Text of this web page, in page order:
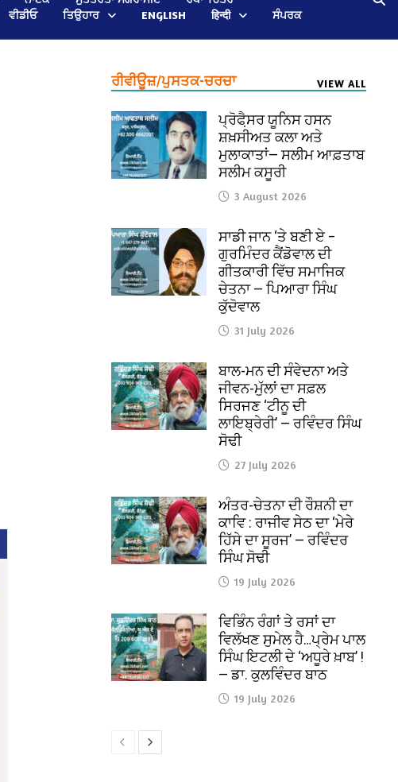
ਵੀਡੀਓ ਤਿਉਹਾਰ ENGLISH हिन्दी
ਸੰਪਰਕ
ਰੀਵੀਊਜ਼/ਪੁਸਤਕ-ਚਰਚਾ VIEW ALL
ਪ੍ਰੋਫੈ਼ਸਰ ਯੂਨਿਸ ਹਸਨ
ਸ਼ਖ਼ਸੀਅਤ ਕਲਾ ਅਤੇ
ਮੁਲਾਕਾਤਾਂ— ਸਲੀਮ ਆਫ਼ਤਾਬ
ਸਲੀਮ ਕਸੂਰੀ
3 August 2026
ਸਾਡੀ ਜਾਨ ‘ਤੇ ਬਣੀ ਏ –
ਗੁਰਮਿੰਦਰ ਕੈਂਡੋਵਾਲ ਦੀ
ਗੀਤਕਾਰੀ ਵਿੱਚ ਸਮਾਜਿਕ
ਚੇਤਨਾ — ਪਿਆਰਾ ਸਿੰਘ
ਕੁੱਦੋਵਾਲ
31 July 2026
ਬਾਲ-ਮਨ ਦੀ ਸੰਵੇਦਨਾ ਅਤੇ
ਜੀਵਨ-ਮੁੱਲਾਂ ਦਾ ਸਫ਼ਲ
ਸਿਰਜਣ ‘ਟੀਨੂ ਦੀ
ਲਾਇਬ੍ਰੇਰੀ’ — ਰਵਿੰਦਰ ਸਿੰਘ
ਸੋਢੀ
27 July 2026
ਅੰਤਰ-ਚੇਤਨਾ ਦੀ ਰੌਸ਼ਨੀ ਦਾ
ਕਾਵਿ : ਰਾਜੀਵ ਸੇਠ ਦਾ ‘ਮੇਰੇ
ਹਿੱਸੇ ਦਾ ਸੂਰਜ’ — ਰਵਿੰਦਰ
ਸਿੰਘ ਸੋਢੀ
19 July 2026
ਵਿਭਿੰਨ ਰੰਗਾਂ ਤੇ ਰਸਾਂ ਦਾ
ਵਿਲੱਖਣ ਸੁਮੇਲ ਹੈ…ਪ੍ਰੇਮ ਪਾਲ
ਸਿੰਘ ਇਟਲੀ ਦੇ ‘ਅਧੂਰੇ ਖ਼ਾਬ’ !
— ਡਾ. ਕੁਲਵਿੰਦਰ ਬਾਠ
19 July 2026